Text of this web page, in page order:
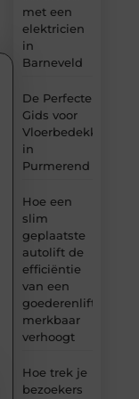
met een
elektricien
in
Barneveld
De Perfecte
Gids voor
Vloerbedekking
in
Purmerend
Hoe een
slim
geplaatste
autolift de
efficiëntie
van een
goederenlift
merkbaar
verhoogt
Hoe trek je
bezoekers